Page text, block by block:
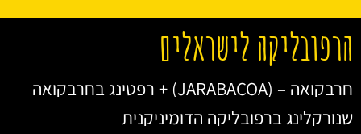
הרפובליקה לישראלים
חרבקואה – (JARABACOA) + רפטינג בחרבקואה
שנורקלינג ברפובליקה הדומיניקנית